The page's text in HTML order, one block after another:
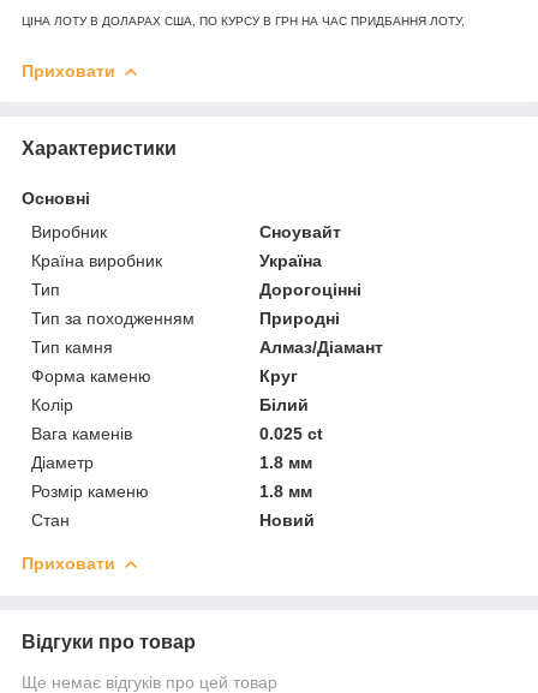
ЦІНА ЛОТУ В ДОЛАРАХ США, ПО КУРСУ В ГРН НА ЧАС ПРИДБАННЯ ЛОТУ,
Приховати
Характеристики
Основні
Виробник
Сноувайт
Країна виробник
Україна
Тип
Дорогоцінні
Тип за походженням
Природні
Тип камня
Алмаз/Діамант
Форма каменю
Круг
Колір
Білий
Вага каменів
0.025 ct
Діаметр
1.8 мм
Розмір каменю
1.8 мм
Стан
Новий
Приховати
Відгуки про товар
Ще немає відгуків про цей товар